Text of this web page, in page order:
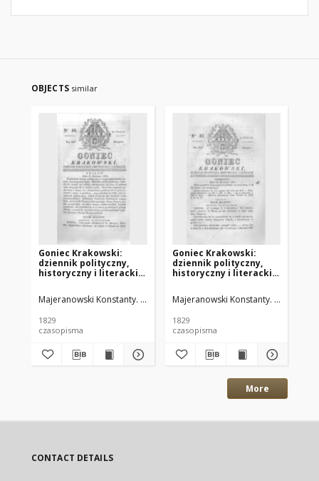
OBJECTS similar
Goniec Krakowski:
dziennik polityczny,
historyczny i literacki.
Majeranowski Konstanty. Red.
1829
czasopisma
Goniec Krakowski:
dziennik polityczny,
historyczny i literacki.
Majeranowski Konstanty. Red.
1829
czasopisma
More
CONTACT DETAILS